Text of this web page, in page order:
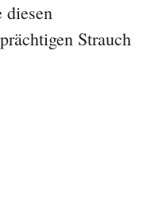
diesen
Strauch